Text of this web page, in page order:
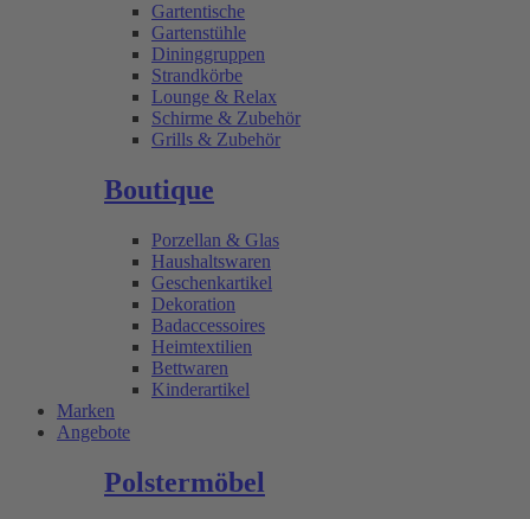
Gartentische
Gartenstühle
Dininggruppen
Strandkörbe
Lounge & Relax
Schirme & Zubehör
Grills & Zubehör
Boutique
Porzellan & Glas
Haushaltswaren
Geschenkartikel
Dekoration
Badaccessoires
Heimtextilien
Bettwaren
Kinderartikel
Marken
Angebote
Polstermöbel